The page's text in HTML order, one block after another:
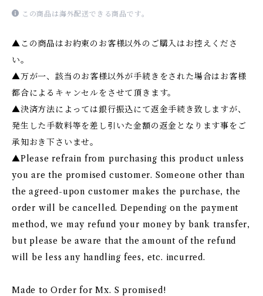
この商品は海外配送できる商品です。
▲この商品はお約束のお客様以外のご購入はお控えくださ
い。
▲万が一、該当のお客様以外が手続きをされた場合はお客様
都合によるキャンセルをさせて頂きます。
▲決済方法によっては銀行振込にて返金手続き致しますが、
発生した手数料等を差し引いた金額の返金となります事をご
承知おき下さいませ。
▲Please refrain from purchasing this product unless
you are the promised customer. Someone other than
the agreed-upon customer makes the purchase, the
order will be cancelled. Depending on the payment
method, we may refund your money by bank transfer,
but please be aware that the amount of the refund
will be less any handling fees, etc. incurred.
Made to Order for Mx. S promised!